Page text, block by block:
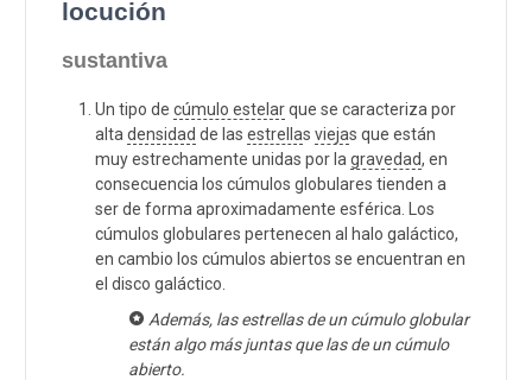
locución
sustantiva
Un tipo de cúmulo estelarque se caracteriza por
alta densidad de las estrellas viejas que están
muy estrechamente unidas por la gravedad, en
consecuencia los cúmulos globulares tienden a
ser de forma aproximadamente esférica. Los
cúmulos globulares pertenecen al halo galáctico,
en cambio los cúmulos abiertos se encuentran en
el disco galáctico.
Además, las estrellas de un cúmulo globular
están algo más juntas que las de un cúmulo
abierto.